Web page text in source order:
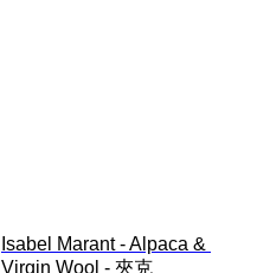
Isabel Marant - Alpaca &
Virgin Wool - 夾克